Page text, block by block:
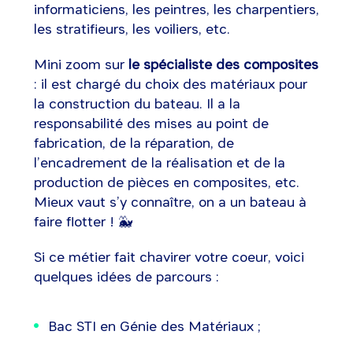
informaticiens, les peintres, les charpentiers,
les stratifieurs, les voiliers, etc.
Mini zoom sur le spécialiste des composites
: il est chargé du choix des matériaux pour
la construction du bateau. Il a la
responsabilité des mises au point de
fabrication, de la réparation, de
l’encadrement de la réalisation et de la
production de pièces en composites, etc.
Mieux vaut s’y connaître, on a un bateau à
faire flotter ! 🐳
Si ce métier fait chavirer votre coeur, voici
quelques idées de parcours :
Bac STI en Génie des Matériaux ;